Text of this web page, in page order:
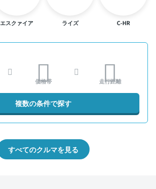
エスクァイア ライズ C-HR
価格帯 走行距離
複数の条件で探す
すべてのクルマを見る